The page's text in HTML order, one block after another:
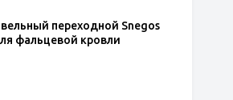
переходной Snegos
фальцевой кровли